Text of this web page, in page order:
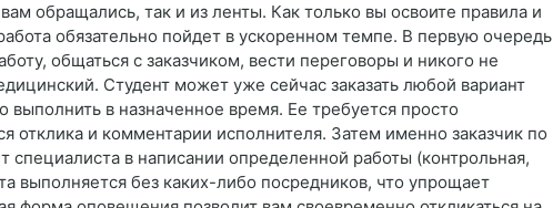
обращались, так и из ленты. Как только вы освоите правила и
обязательно пойдет в ускоренном темпе. В первую очередь
общаться с заказчиком, вести переговоры и никого не
Студент может уже сейчас заказать любой вариант
в назначенное время. Ее требуется просто
отклика и комментарии исполнителя. Затем именно заказчик по
в написании определенной работы (контрольная,
выполняется без каких-либо посредников, что упрощает